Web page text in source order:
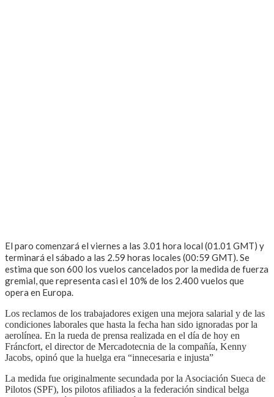
El paro comenzará el viernes a las 3.01 hora local (01.01 GMT) y
terminará el sábado a las 2.59 horas locales (00:59 GMT). Se
estima que son 600 los vuelos cancelados por la medida de fuerza
gremial, que representa casi el 10% de los 2.400 vuelos que
opera en Europa.
Los reclamos de los trabajadores exigen una mejora salarial y de las
condiciones laborales que hasta la fecha han sido ignoradas por la
aerolínea. En la rueda de prensa realizada en el día de hoy en
Fráncfort, el director de Mercadotecnia de la compañía, Kenny
Jacobs, opinó que la huelga era “innecesaria e injusta”
La medida fue originalmente secundada por la Asociación Sueca de
Pilotos (SPF), los pilotos afiliados a la federación sindical belga